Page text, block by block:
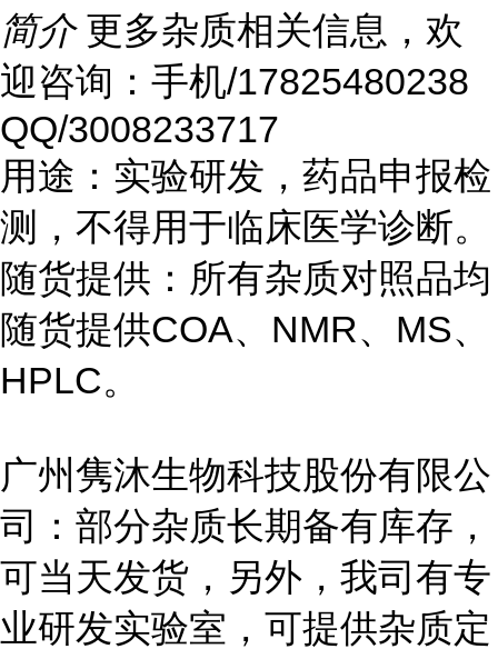
简介 更多杂质相关信息，欢
迎咨询：手机/17825480238
QQ/3008233717
用途：实验研发，药品申报检
测，不得用于临床医学诊断。
随货提供：所有杂质对照品均
随货提供COA、NMR、MS、
HPLC。
广州隽沐生物科技股份有限公
司：部分杂质长期备有库存，
可当天发货，另外，我司有专
业研发实验室，可提供杂质定